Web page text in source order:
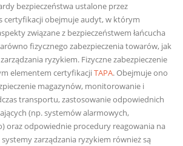
bezpieczeństwa ustalone przez
certyfikacji obejmuje audyt, w którym
związane z bezpieczeństwem łańcucha
fizycznego zabezpieczenia towarów, jak
ryzykiem. Fizyczne zabezpieczenie
elementem certyfikacjiTAPA. Obejmuje ono
magazynów, monitorowanie i
transportu, zastosowanie odpowiednich
(np. systemów alarmowych,
oraz odpowiednie procedury reagowania na
zarządzania ryzykiem również są